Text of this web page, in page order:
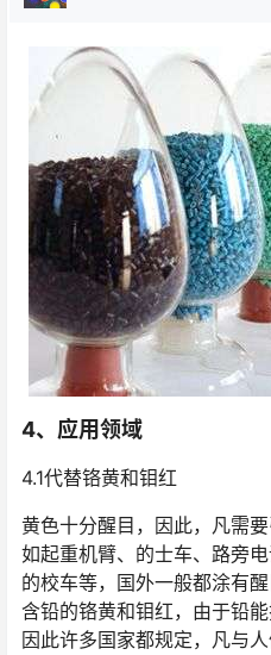
4、 应用领域
4.1代替铬黄和钼红
黄色十分醒目，因此，凡需
如起重机臂、的士车、路旁
的校车等，国外一般都涂有
含铅的铬黄和钼红，由于铅
因此许多国家都规定，凡与